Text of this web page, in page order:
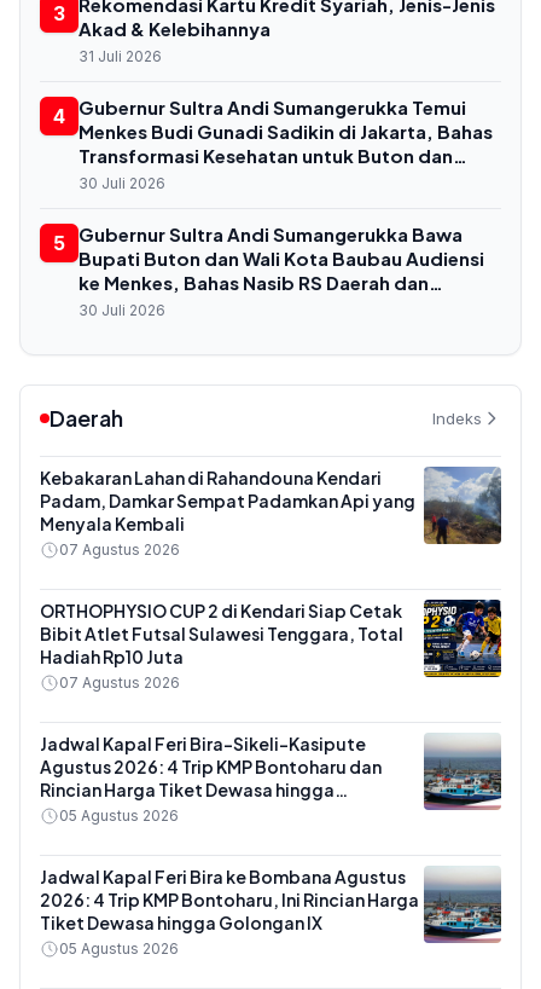
3
Akad & Kelebihannya
31 Juli 2026
4
Gubernur Sultra Andi Sumangerukka Temui
Menkes Budi Gunadi Sadikin di Jakarta, Bahas
Transformasi Kesehatan untuk Buton dan
Baubau
30 Juli 2026
5
Gubernur Sultra Andi Sumangerukka Bawa
Bupati Buton dan Wali Kota Baubau Audiensi
ke Menkes, Bahas Nasib RS Daerah dan
Kekurangan Dokter
30 Juli 2026
Daerah Indeks
Kebakaran Lahan di Rahandouna Kendari
Padam, Damkar Sempat Padamkan Api yang
Menyala Kembali
07 Agustus 2026
ORTHOPHYSIO CUP 2 di Kendari Siap Cetak
Bibit Atlet Futsal Sulawesi Tenggara, Total
Hadiah Rp10 Juta
07 Agustus 2026
Jadwal Kapal Feri Bira-Sikeli-Kasipute
Agustus 2026: 4 Trip KMP Bontoharu dan
Rincian Harga Tiket Dewasa hingga
Kendaraan Golongan IX
05 Agustus 2026
Jadwal Kapal Feri Bira ke Bombana Agustus
2026: 4 Trip KMP Bontoharu, Ini Rincian Harga
Tiket Dewasa hingga Golongan IX
05 Agustus 2026